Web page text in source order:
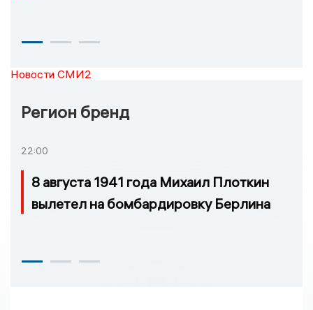
Новости СМИ2
Регион бренд
22:00
8 августа 1941 года Михаил Плоткин
вылетел на бомбардировку Берлина